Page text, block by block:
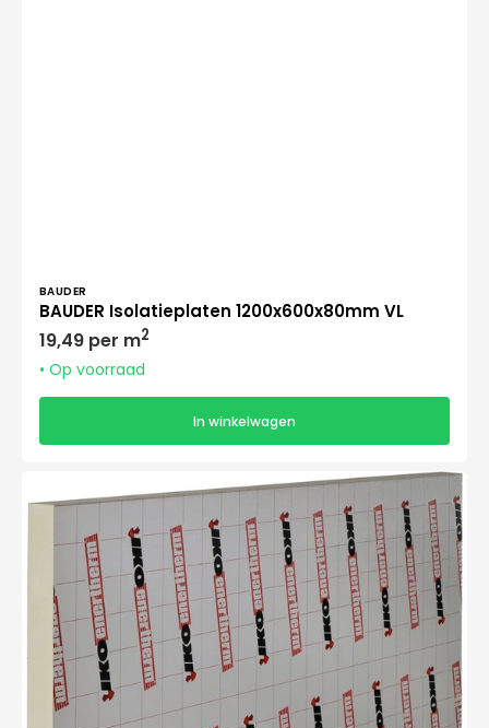
BAUDER
BAUDER Isolatieplaten 1200x600x80mm VL
Normale
prijs
19,49 per m2
• Op voorraad
In winkelwagen
Enertherm
Isolatieplaat
2400x1200x100mm